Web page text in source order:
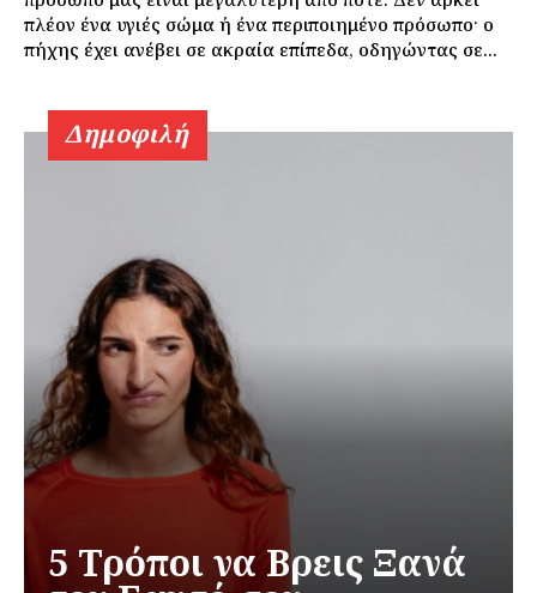
Εγγραφείτε τώρα!
Daily Food
Αποποίηση Ευθυνών
πλέον ένα υγιές σώμα ή ένα περιποιημένο πρόσωπο· ο
πήχης έχει ανέβει σε ακραία επίπεδα, οδηγώντας σε...
Δημοφιλή
5 Τρόποι να Βρεις Ξανά